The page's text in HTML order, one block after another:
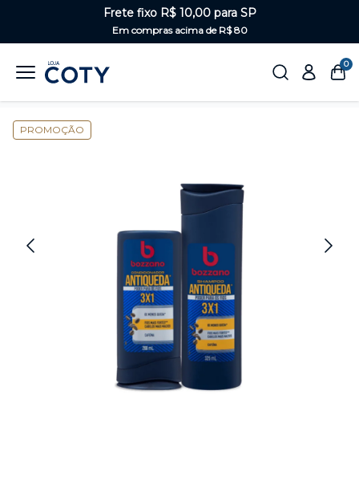
Frete fixo R$ 10,00 para SP
Em compras acima de R$ 80
0
PROMOÇÃO